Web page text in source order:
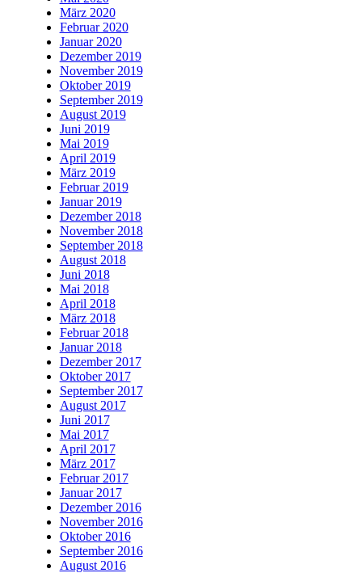
März 2020
Februar 2020
Januar 2020
Dezember 2019
November 2019
Oktober 2019
September 2019
August 2019
Juni 2019
Mai 2019
April 2019
März 2019
Februar 2019
Januar 2019
Dezember 2018
November 2018
September 2018
August 2018
Juni 2018
Mai 2018
April 2018
März 2018
Februar 2018
Januar 2018
Dezember 2017
Oktober 2017
September 2017
August 2017
Juni 2017
Mai 2017
April 2017
März 2017
Februar 2017
Januar 2017
Dezember 2016
November 2016
Oktober 2016
September 2016
August 2016